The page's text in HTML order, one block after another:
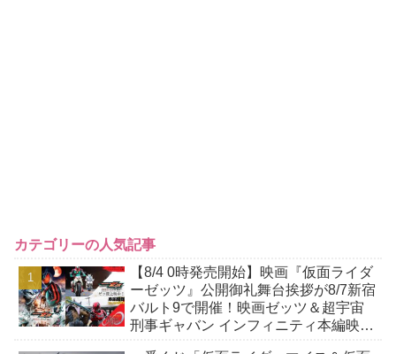
カテゴリーの人気記事
【8/4 0時発売開始】映画『仮面ライダ
ーゼッツ』公開御礼舞台挨拶が8/7新宿
バルト9で開催！映画ゼッツ＆超宇宙
刑事ギャバン インフィニティ本編映像